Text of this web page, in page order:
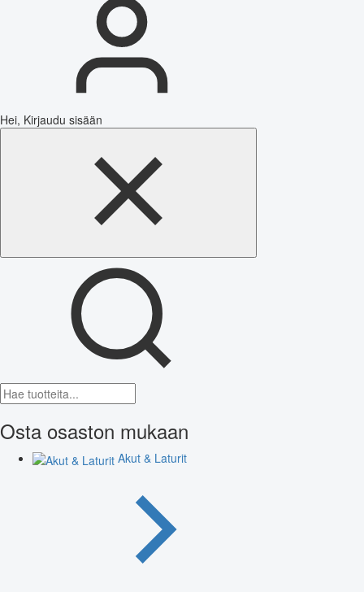
Hei, Kirjaudu sisään
Osta osaston mukaan
Akut & Laturit